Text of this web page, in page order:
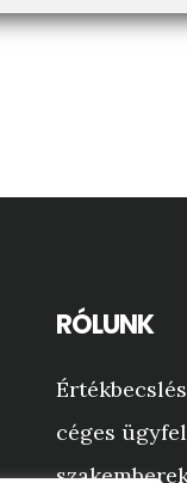
RÓLUNK
céges